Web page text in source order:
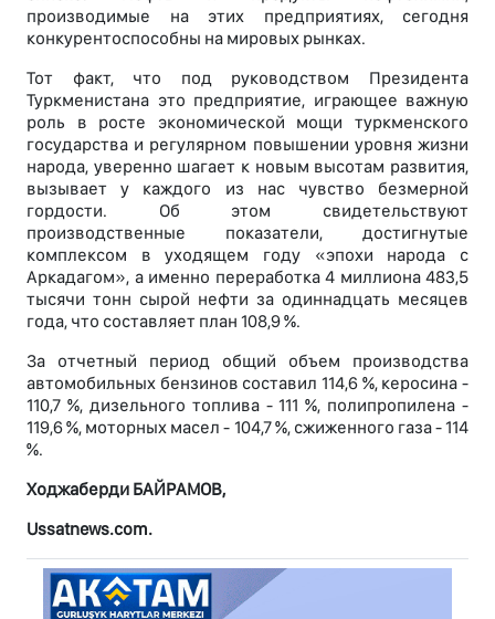
производимые на этих предприятиях, сегодня
конкурентоспособны на мировых рынках.
Тот факт, что под руководством Президента
Туркменистана это предприятие, играющее важную
роль в росте экономической мощи туркменского
государства и регулярном повышении уровня жизни
народа, уверенно шагает к новым высотам развития,
вызывает у каждого из нас чувство безмерной
гордости. Об этом свидетельствуют
производственные показатели, достигнутые
комплексом в уходящем году «эпохи народа с
Аркадагом», а именно переработка 4 миллиона 483,5
тысячи тонн сырой нефти за одиннадцать месяцев
года, что составляет план 108,9 %.
За отчетный период общий объем производства
автомобильных бензинов составил 114,6 %, керосина -
110,7 %, дизельного топлива - 111 %, полипропилена -
119,6 %, моторных масел - 104,7 %, сжиженного газа - 114
%.
Ходжаберди БАЙРАМОВ,
Ussatnews.com.